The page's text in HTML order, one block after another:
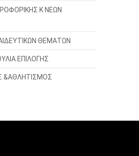
Κ ΝΕΩΝ
ΘΕΜΑΤΩΝ
ΕΠΙΛΟΓΗΣ
&ΑΘΛΗΤΙΣΜΟΣ